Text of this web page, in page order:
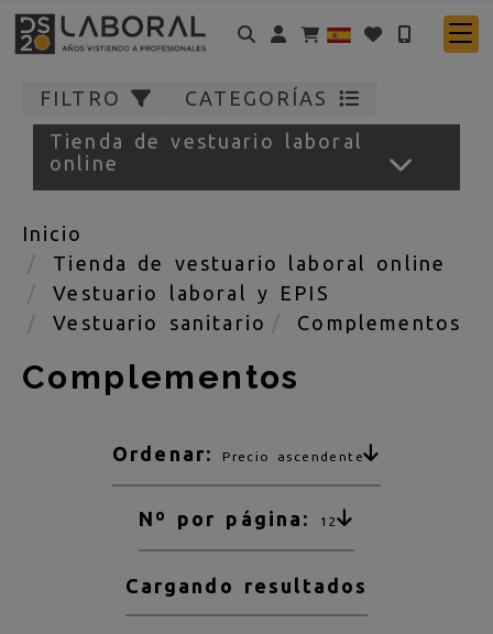
Identifícate
FILTRO
CATEGORÍAS
Tienda de vestuario laboral
online
Inicio
Tienda de vestuario laboral online
Vestuario laboral y EPIS
Vestuario sanitario
Complementos
Complementos
Ordenar: Precio ascendente
Nº por página: 12
Cargando resultados